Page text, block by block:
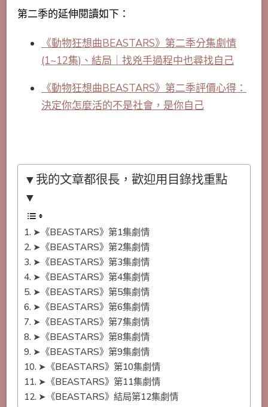
第二季的延伸閱讀如下：
《動物狂想曲BEASTARS》第二季分集劇情
(1~12集)、結局｜找兇手過程中也尋找自己
《動物狂想曲BEASTARS》第二季評價心得：
決定你怎麼活的不是社會，是你自己
▼我的文章都很長，歡迎用目錄找重點
▼
➤《BEASTARS》第1集劇情
➤《BEASTARS》第2集劇情
➤《BEASTARS》第3集劇情
➤《BEASTARS》第4集劇情
➤《BEASTARS》第5集劇情
➤《BEASTARS》第6集劇情
➤《BEASTARS》第7集劇情
➤《BEASTARS》第8集劇情
➤《BEASTARS》第9集劇情
➤《BEASTARS》第10集劇情
➤《BEASTARS》第11集劇情
➤《BEASTARS》結局第12集劇情